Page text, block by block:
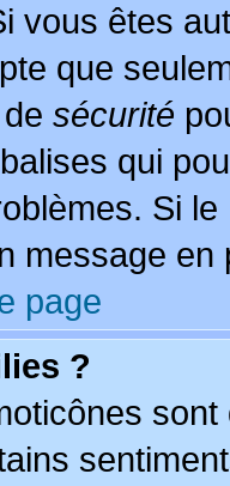
vous êtes
que
sécurité
qui
Si
message
page
?